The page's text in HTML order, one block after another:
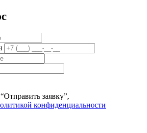
заявку”,
конфиденциальности